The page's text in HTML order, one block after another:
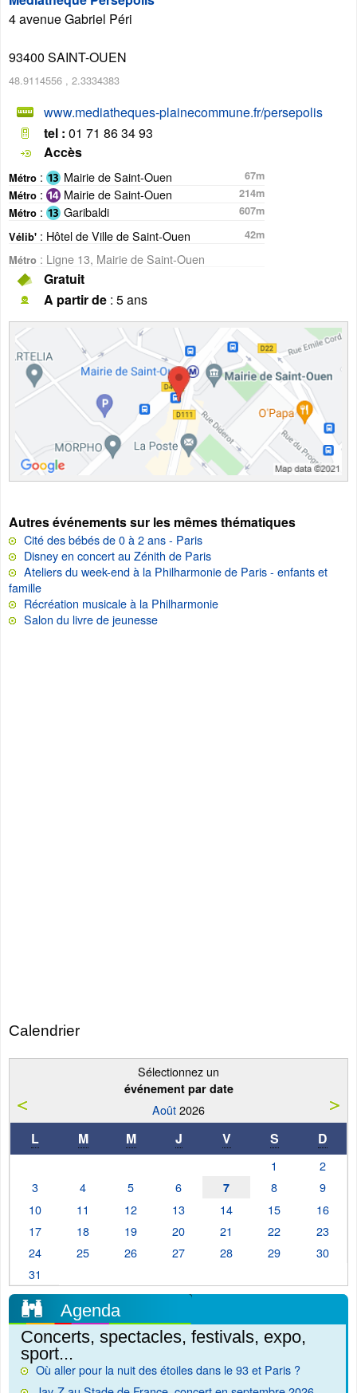
4 avenue Gabriel Péri
93400 SAINT-OUEN
48.9114556 , 2.3334383
www.mediatheques-plainecommune.fr/persepolis
tel : 01 71 86 34 93
Accès
Métro : Mairie de Saint-Ouen
67m
Métro : Mairie de Saint-Ouen
214m
Métro : Garibaldi
607m
Vélib' : Hôtel de Ville de Saint-Ouen
42m
Métro : Ligne 13, Mairie de Saint-Ouen
Gratuit
A partir de : 5 ans
Autres événements sur les mêmes thématiques
Cité des bébés de 0 à 2 ans - Paris
Disney en concert au Zénith de Paris
Ateliers du week-end à la Philharmonie de Paris - enfants et
famille
Récréation musicale à la Philharmonie
Salon du livre de jeunesse
Calendrier
Sélectionnez un
événement par date
Août2026
L M M J V S D
1
2
3
4 5 6 7 8
9
10
11 12 13 14 15
16
17
18 19 20 21 22
23
24
25 26 27 28 29
30
31
Agenda
Concerts, spectacles, festivals, expo,
sport...
Où aller pour la nuit des étoiles dans le 93 et Paris ?